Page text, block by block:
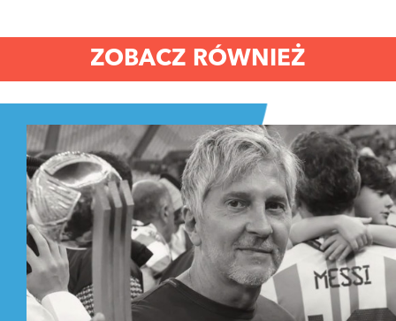
ZOBACZ RÓWNIEŻ